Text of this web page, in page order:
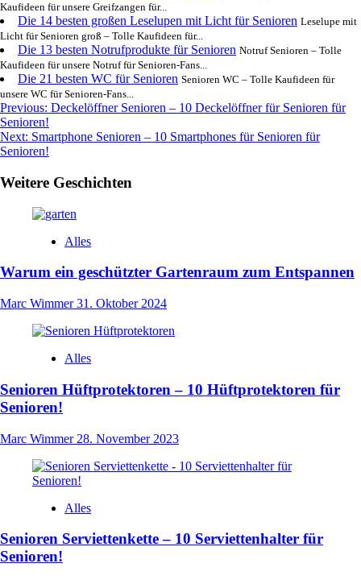
Kaufideen für unsere Greifzangen für...
Die 14 besten großen Leselupen mit Licht für Senioren Leselupe mit
Licht für Senioren groß – Tolle Kaufideen für...
Die 13 besten Notrufprodukte für Senioren Notruf Senioren – Tolle
Kaufideen für unsere Notruf für Senioren-Fans...
Die 21 besten WC für Senioren Senioren WC – Tolle Kaufideen für
unsere WC für Senioren-Fans...
Post
navigation
Previous: Deckelöffner Senioren – 10 Deckelöffner für Senioren für
Senioren!
Next: Smartphone Senioren – 10 Smartphones für Senioren für
Senioren!
Weitere Geschichten
Alles
Warum ein geschützter Gartenraum zum Entspannen
Marc Wimmer31. Oktober 2024
Alles
Senioren Hüftprotektoren – 10 Hüftprotektoren für
Senioren!
Marc Wimmer 28. November 2023
Alles
Senioren Serviettenkette – 10 Serviettenhalter für
Senioren!